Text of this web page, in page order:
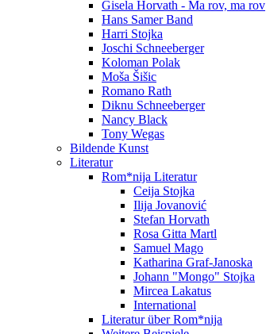
Gisela Horvath - Ma rov, ma rov
Hans Samer Band
Harri Stojka
Joschi Schneeberger
Koloman Polak
Moša Šišic
Romano Rath
Diknu Schneeberger
Nancy Black
Tony Wegas
Bildende Kunst
Literatur
Rom*nija Literatur
Ceija Stojka
Ilija Jovanović
Stefan Horvath
Rosa Gitta Martl
Samuel Mago
Katharina Graf-Janoska
Johann "Mongo" Stojka
Mircea Lakatus
International
Literatur über Rom*nija